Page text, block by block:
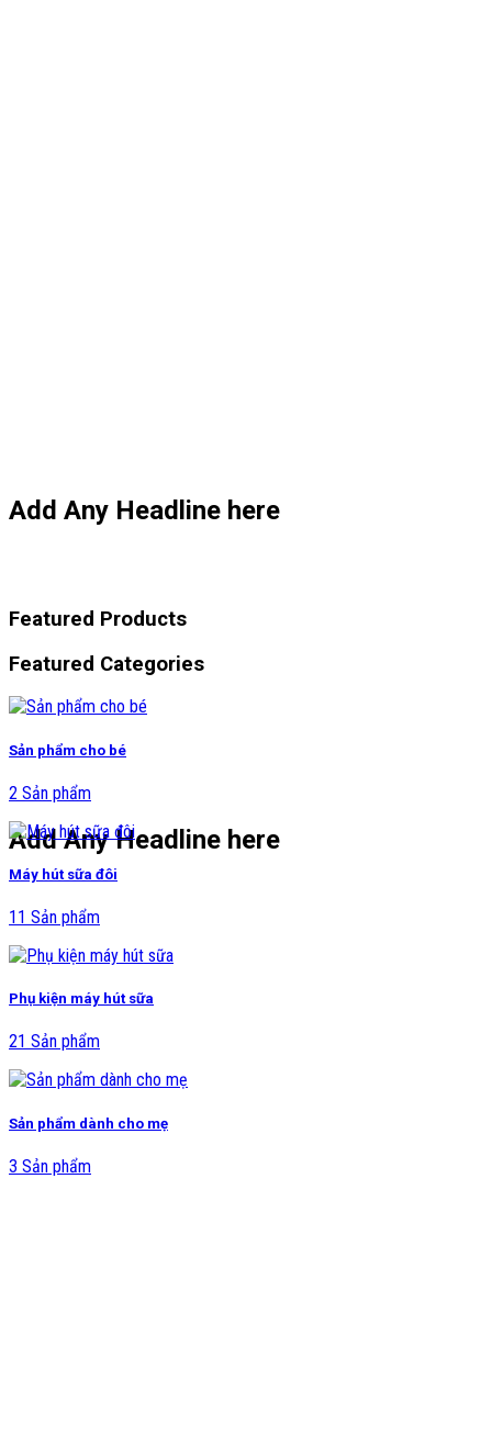
Add Any Headline here
Add Any Headline here
Featured Products
Featured Categories
Sản phẩm cho bé
2 Sản phẩm
Máy hút sữa đôi
11 Sản phẩm
Phụ kiện máy hút sữa
21 Sản phẩm
Sản phẩm dành cho mẹ
3 Sản phẩm